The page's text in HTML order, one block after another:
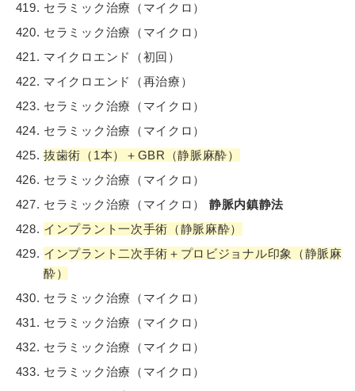
セラミック治療（マイクロ）
セラミック治療（マイクロ）
マイクロエンド（初回）
マイクロエンド（再治療）
セラミック治療（マイクロ）
セラミック治療（マイクロ）
抜歯術（1本）＋GBR（静脈麻酔）
セラミック治療（マイクロ）
セラミック治療（マイクロ） 静脈内鎮静法
インプラント一次手術（静脈麻酔）
インプラント二次手術＋プロビジョナル印象（静脈麻
酔）
セラミック治療（マイクロ）
セラミック治療（マイクロ）
セラミック治療（マイクロ）
セラミック治療（マイクロ）